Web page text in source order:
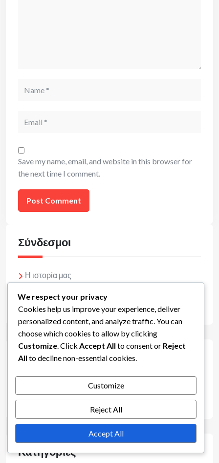
Save my name, email, and website in this browser for
the next time I comment.
Σύνδεσμοι
Η ιστορία μας
Όλες οι αναρτήσεις
Αναζήτηση
Κατηγορίες
We respect your privacy
Cookies help us improve your experience, deliver
personalized content, and analyze traffic. You can
choose which cookies to allow by clicking
Customize . Click Accept All to consent or Reject
All to decline non-essential cookies.
Customize
Reject All
Accept All